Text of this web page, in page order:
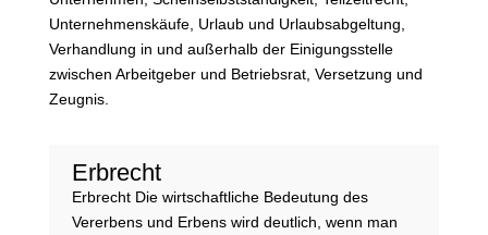
Unternehmenskäufe, Urlaub und Urlaubsabgeltung,
Verhandlung in und außerhalb der Einigungsstelle
zwischen Arbeitgeber und Betriebsrat, Versetzung und
Zeugnis.
Erbrecht
Erbrecht Die wirtschaftliche Bedeutung des
Vererbens und Erbens wird deutlich, wenn man